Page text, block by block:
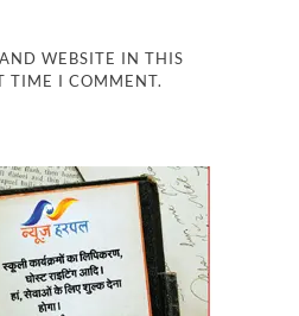
WEBSITE IN THIS
TIME I COMMENT.